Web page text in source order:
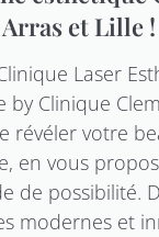
Arras et Lille !
Laser
by Clinique
révéler votre
en vous
de possibilité.
modernes et